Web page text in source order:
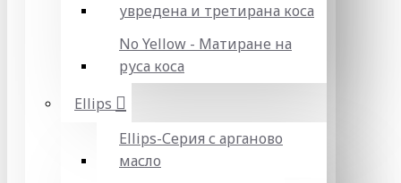
увредена и третирана коса
No Yellow - Матиране на
руса коса
Ellips
Ellips-Серия с арганово
масло